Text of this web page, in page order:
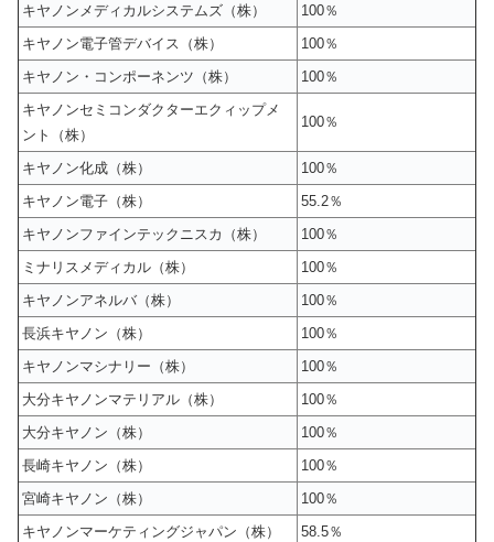
キヤノンメディカルシステムズ（株）
100％
キヤノン電子管デバイス（株）
100％
キヤノン・コンポーネンツ（株）
100％
キヤノンセミコンダクターエクィップメ
ント（株）
100％
キヤノン化成（株）
100％
キヤノン電子（株）
55.2％
キヤノンファインテックニスカ（株）
100％
ミナリスメディカル（株）
100％
キヤノンアネルバ（株）
100％
長浜キヤノン（株）
100％
キヤノンマシナリー（株）
100％
大分キヤノンマテリアル（株）
100％
大分キヤノン（株）
100％
長崎キヤノン（株）
100％
宮崎キヤノン（株）
100％
キヤノンマーケティングジャパン（株）
58.5％